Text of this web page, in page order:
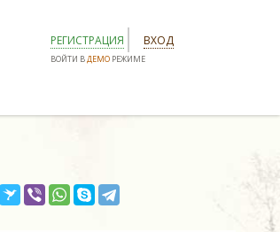
РЕГИСТРАЦИЯ ВХОД
ВОЙТИ ВДЕМО РЕЖИМЕ